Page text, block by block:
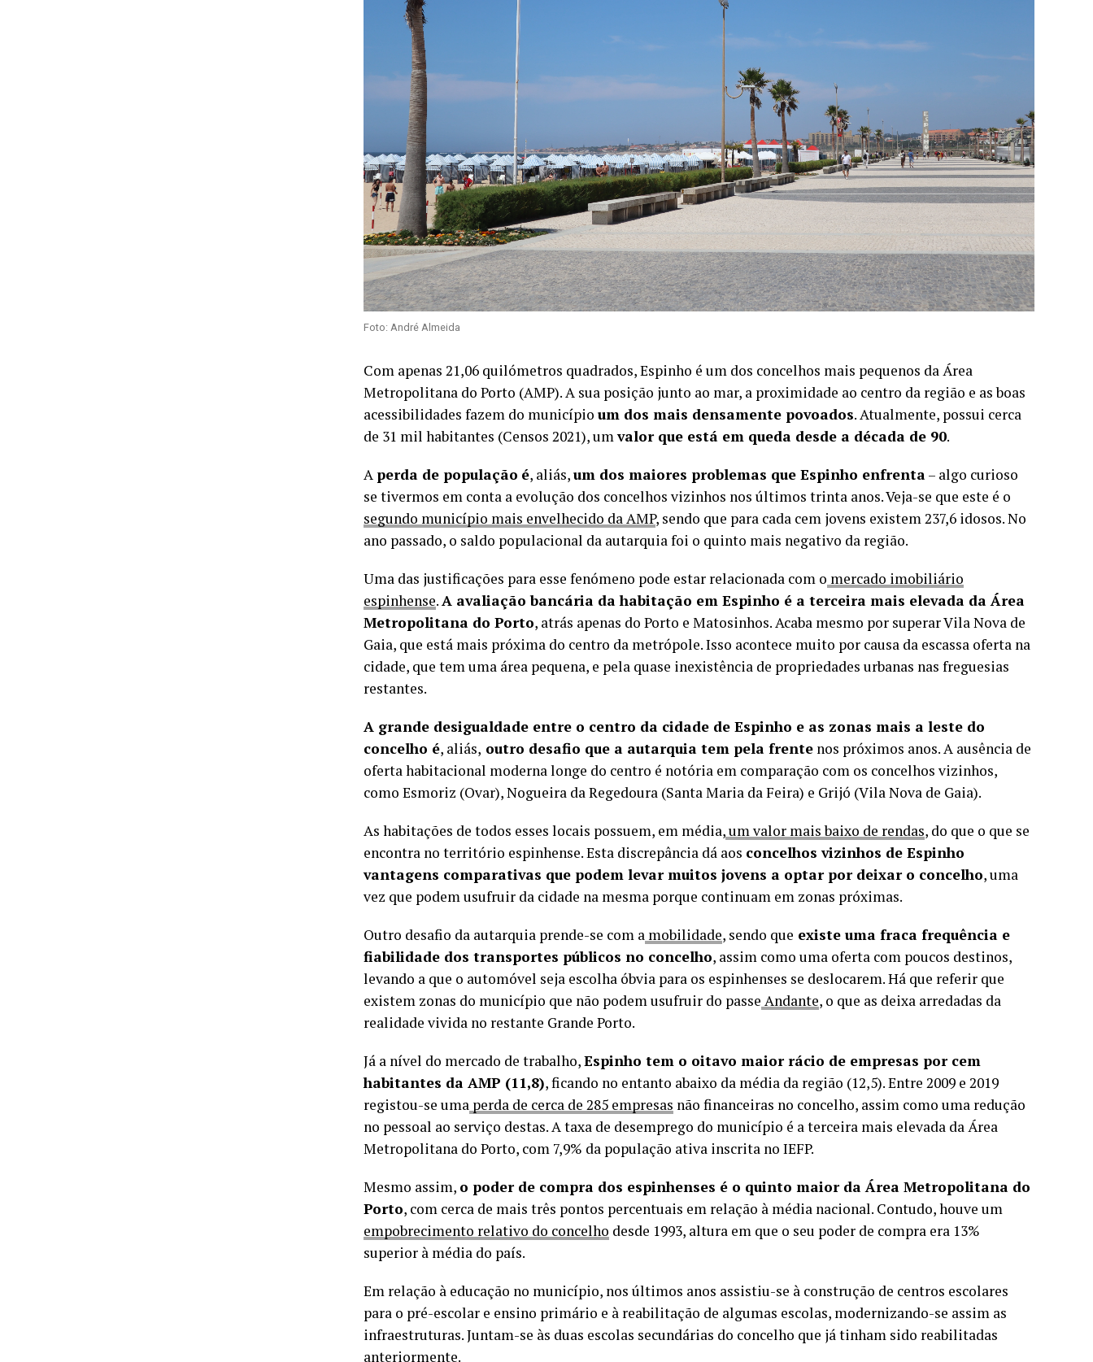
Foto: André Almeida
Com apenas 21,06 quilómetros quadrados, Espinho é um dos concelhos mais pequenos da Área
Metropolitana do Porto (AMP). A sua posição junto ao mar, a proximidade ao centro da região e as boas
acessibilidades fazem do município um dos mais densamente povoados. Atualmente, possui cerca
de 31 mil habitantes (Censos 2021), umvalor que está em queda desde a década de 90.
A perda de população é, aliás,um dos maiores problemas que Espinho enfrenta– algo curioso
se tivermos em conta a evolução dos concelhos vizinhos nos últimos trinta anos. Veja-se que este é o
segundo município mais envelhecido da AMP, sendo que para cada cem jovens existem 237,6 idosos. No
ano passado, o saldo populacional da autarquia foi o quinto mais negativo da região.
Uma das justificações para esse fenómeno pode estar relacionada com o mercado imobiliário
espinhense.A avaliação bancária da habitação em Espinho é a terceira mais elevada da Área
Metropolitana do Porto, atrás apenas do Porto e Matosinhos. Acaba mesmo por superar Vila Nova de
Gaia, que está mais próxima do centro da metrópole. Isso acontece muito por causa da escassa oferta na
cidade, que tem uma área pequena, e pela quase inexistência de propriedades urbanas nas freguesias
restantes.
A grande desigualdade entre o centro da cidade de Espinho e as zonas mais a leste do
concelho é, aliás, outro desafio que a autarquia tem pela frente nos próximos anos. A ausência de
oferta habitacional moderna longe do centro é notória em comparação com os concelhos vizinhos,
como Esmoriz (Ovar), Nogueira da Regedoura (Santa Maria da Feira) e Grijó (Vila Nova de Gaia).
As habitações de todos esses locais possuem, em média,um valor mais baixo de rendas, do que o que se
encontra no território espinhense. Esta discrepância dá aos concelhos vizinhos de Espinho
vantagens comparativas que podem levar muitos jovens a optar por deixar o concelho, uma
vez que podem usufruir da cidade na mesma porque continuam em zonas próximas.
Outro desafio da autarquia prende-se com a mobilidade, sendo que existe uma fraca frequência e
fiabilidade dos transportes públicos no concelho, assim como uma oferta com poucos destinos,
levando a que o automóvel seja escolha óbvia para os espinhenses se deslocarem. Há que referir que
existem zonas do município que não podem usufruir do passe Andante, o que as deixa arredadas da
realidade vivida no restante Grande Porto.
Já a nível do mercado de trabalho,Espinho tem o oitavo maior rácio de empresas por cem
habitantes da AMP (11,8), ficando no entanto abaixo da média da região (12,5). Entre 2009 e 2019
registou-se uma perda de cerca de 285 empresas não financeiras no concelho, assim como uma redução
no pessoal ao serviço destas. A taxa de desemprego do município é a terceira mais elevada da Área
Metropolitana do Porto, com 7,9% da população ativa inscrita no IEFP.
Mesmo assim, o poder de compra dos espinhenses é o quinto maior da Área Metropolitana do
Porto, com cerca de mais três pontos percentuais em relação à média nacional. Contudo, houve um
empobrecimento relativo do concelho desde 1993, altura em que o seu poder de compra era 13%
superior à média do país.
Em relação à educação no município, nos últimos anos assistiu-se à construção de centros escolares
para o pré-escolar e ensino primário e à reabilitação de algumas escolas, modernizando-se assim as
infraestruturas. Juntam-se às duas escolas secundárias do concelho que já tinham sido reabilitadas
anteriormente.